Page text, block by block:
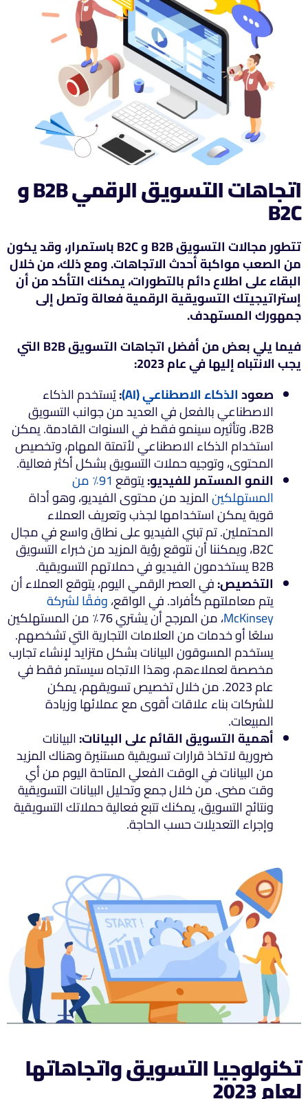
اتجاهات التسويق الرقمي B2B و
B2C
تتطور مجالات التسويق B2B و B2C باستمرار، وقد يكون
من الصعب مواكبة أحدث الاتجاهات. ومع ذلك، من خلال
البقاء على اطلاع دائم بالتطورات، يمكنك التأكد من أن
إستراتيجيتك التسويقية الرقمية فعالة وتصل إلى
جمهورك المستهدف.
فيما يلي بعض من أفضل اتجاهات التسويق B2B التي
يجب الانتباه إليها في عام 2023:
صعودالذكاء الاصطناعي (AI) :يُستخدم الذكاء
الاصطناعي بالفعل في العديد من جوانب التسويق
B2B، وتأثيره سينمو فقط في السنوات القادمة. يمكن
استخدام الذكاء الاصطناعي لأتمتة المهام، وتخصيص
المحتوى، وتوجيه حملات التسويق بشكل أكثر فعالية.
النمو المستمر للفيديو:يتوقع 91٪ من
المستهلكينالمزيد من محتوى الفيديو، وهو أداة
قوية يمكن استخدامها لجذب وتعريف العملاء
المحتملين. تم تبني الفيديو على نطاق واسع في مجال
B2C، ويمكننا أن نتوقع رؤية المزيد من خبراء التسويق
B2B يستخدمون الفيديو في حملاتهم التسويقية.
التخصيص:في العصر الرقمي اليوم، يتوقع العملاء أن
يتم معاملتهم كأفراد. في الواقع،وفقًا لشركة
McKinsey ، من المرجح أن يشتري 76٪ من المستهلكين
سلعًا أو خدمات من العلامات التجارية التي تشخصهم.
يستخدم المسوقون البيانات بشكل متزايد لإنشاء تجارب
مخصصة لعملاءهم، وهذا الاتجاه سيستمر فقط في
عام 2023. من خلال تخصيص تسويقهم، يمكن
للشركات بناء علاقات أقوى مع عملائها وزيادة
المبيعات.
أهمية التسويق القائم على البيانات:البيانات
ضرورية لاتخاذ قرارات تسويقية مستنيرة وهناك المزيد
من البيانات في الوقت الفعلي المتاحة اليوم من أي
وقت مضى. من خلال جمع وتحليل البيانات التسويقية
ونتائج التسويق، يمكنك تتبع فعالية حملاتك التسويقية
وإجراء التعديلات حسب الحاجة.
تكنولوجيا التسويق واتجاهاتها
لعام 2023